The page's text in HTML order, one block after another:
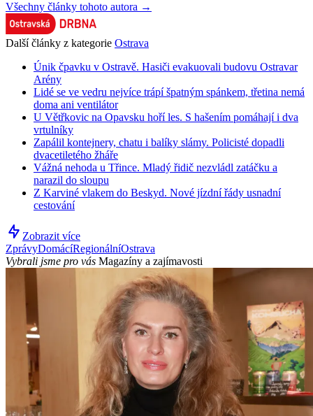
Všechny články tohoto autora →
Další články z kategorie Ostrava
Únik čpavku v Ostravě. Hasiči evakuovali budovu Ostravar
Arény
Lidé se ve vedru nejvíce trápí špatným spánkem, třetina nemá
doma ani ventilátor
U Větřkovic na Opavsku hoří les. S hašením pomáhají i dva
vrtulníky
Zapálil kontejnery, chatu i balíky slámy. Policisté dopadli
dvacetiletého žháře
Vážná nehoda u Třince. Mladý řidič nezvládl zatáčku a
narazil do sloupu
Z Karviné vlakem do Beskyd. Nové jízdní řády usnadní
cestování
Zobrazit více
ZprávyDomácíRegionálníOstrava
Vybrali jsme pro vás Magazíny a zajímavosti